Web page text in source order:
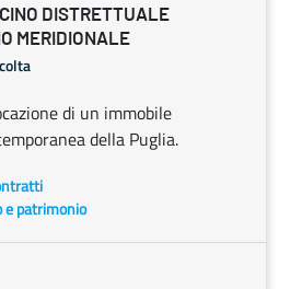
DISTRETTUALE
MERIDIONALE
di un immobile
della Puglia.
e patrimonio